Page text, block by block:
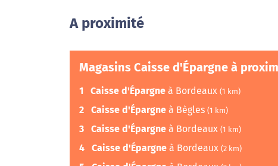
A proximité
Magasins Caisse d'Épargne à
1 Caisse d'Épargne à Bordeaux (1 km)
2 Caisse d'Épargne à Bègles (1 km)
3 Caisse d'Épargne à Bordeaux (1 km)
4 Caisse d'Épargne à Bordeaux (2 km)